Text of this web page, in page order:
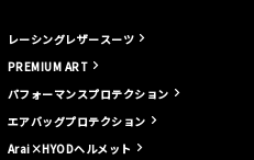
レーシングレザースーツ
PREMIUM ART
パフォーマンスプロテクション
エアバッグプロテクション
Arai×HYODヘルメット